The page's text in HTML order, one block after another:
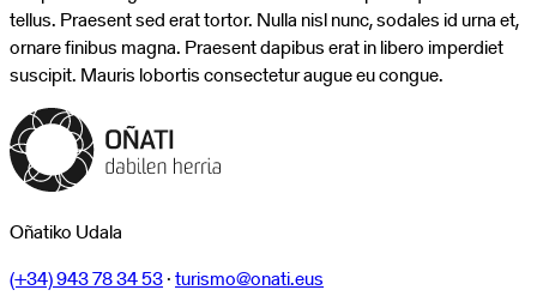
tellus. Praesent sed erat tortor. Nulla nisl nunc, sodales id urna et,
ornare finibus magna. Praesent dapibus erat in libero imperdiet
suscipit. Mauris lobortis consectetur augue eu congue.
Oñatiko Udala
(+34) 943 78 34 53·turismo@onati.eus